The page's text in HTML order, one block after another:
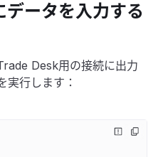
ータを入力する
Desk用の接続に出力
実行します：